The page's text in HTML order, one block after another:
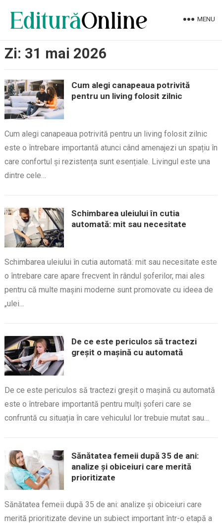
MENU
Zi: 31 mai 2026
Cum alegi canapeaua potrivită
pentru un living folosit zilnic
Cum alegi canapeaua potrivită pentru un living folosit zilnic
este o întrebare importantă atunci când amenajezi un spațiu în
care confortul și rezistența sunt esențiale. Livingul este una
dintre cele…
Schimbarea uleiului în cutia
automată: mit sau necesitate
Schimbarea uleiului în cutia automată: mit sau necesitate este
o întrebare care apare frecvent în rândul șoferilor, mai ales
pentru că multe mașini moderne sunt promovate cu ideea de
„ulei…
De ce este periculos să tractezi
greșit o mașină cu automată
De ce este periculos să tractezi greșit o mașină cu automată
este o întrebare importantă pentru mulți șoferi care se
confruntă cu situația în care vehiculul lor trebuie mutat sau…
Sănătatea femeii după 35 de ani:
analize și obiceiuri care merită
prioritizate
Sănătatea femeii după 35 de ani: analize și obiceiuri care
merită prioritizate devine un subiect important într-o etapă a